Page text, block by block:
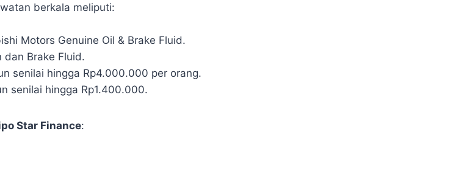
berkala meliputi:
Motors Genuine Oil & Brake Fluid.
dan Brake Fluid.
senilai hingga Rp4.000.000 per orang.
senilai hingga Rp1.400.000.
Star Finance: